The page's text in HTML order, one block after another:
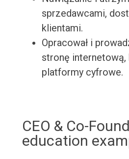
sprzedawcami,
klientami.
Opracował i
stronę internetową,
platformy cyfrowe.
CEO & Co-
education